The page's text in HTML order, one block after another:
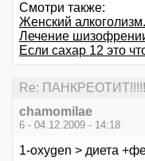
Смотри также:
Женский
Лечение
Если сахар 12 это
Re:
chamomilae
6 - 04.12.2009 - 14:18
1-oxygen > диета